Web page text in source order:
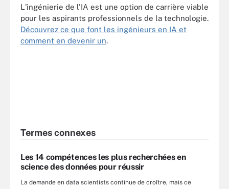
L'ingénierie de l'IA est une option de carrière viable
pour les aspirants professionnels de la technologie.
Découvrez ce que font les ingénieurs en IA et
comment en devenir un.
Termes connexes
Les 14 compétences les plus recherchées en
science des données pour réussir
La demande en data scientists continue de croître, mais ce